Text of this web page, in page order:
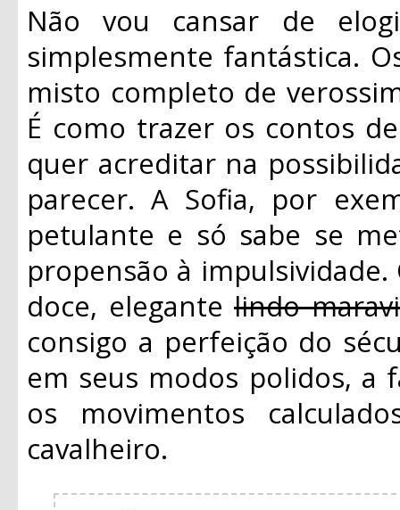
Não vou cansar de
simplesmente fantástica.
misto completo de
É como trazer os contos
quer acreditar na
parecer. A Sofia, por
petulante e só sabe se
propensão à
doce, elegante lindo
consigo a perfeição do
em seus modos polidos, a
os movimentos
cavalheiro.